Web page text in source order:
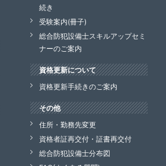
続き
受験案内(冊子)
総合防犯設備士スキルアップセミ
ナーのご案内
資格更新について
資格更新手続きのご案内
その他
住所・勤務先変更
資格者証再交付・証書再交付
総合防犯設備士分布図